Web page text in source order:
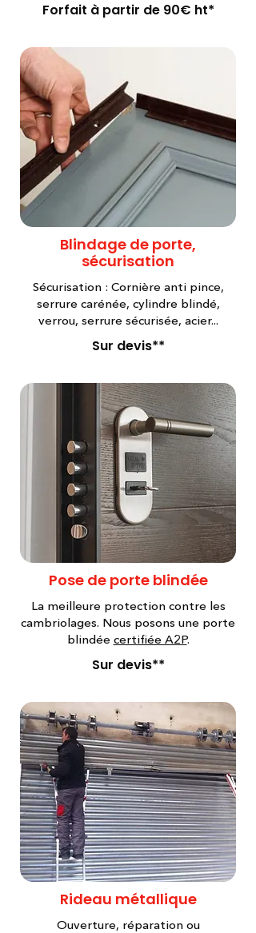
Forfait à partir de 90€ ht*
Blindage de porte,
sécurisation
Sécurisation : Cornière anti pince,
serrure carénée, cylindre blindé,
verrou, serrure sécurisée, acier...
Sur devis**
Pose de porte blindée
La meilleure protection contre les
cambriolages. Nous posons une porte
blindée certifiée A2P.
Sur devis**
Rideau métallique
Ouverture, réparation ou